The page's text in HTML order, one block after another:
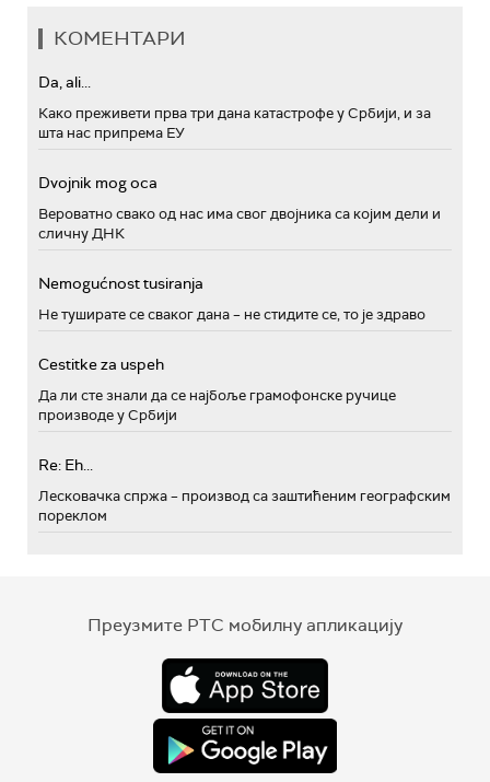
КОМЕНТАРИ
Da, ali...
Како преживети прва три дана катастрофе у Србији, и за
шта нас припрема ЕУ
Dvojnik mog oca
Вероватно свако од нас има свог двојника са којим дели и
сличну ДНК
Nemogućnost tusiranja
Не туширате се сваког дана – не стидите се, то је здраво
Cestitke za uspeh
Да ли сте знали да се најбоље грамофонске ручице
производе у Србији
Re: Eh...
Лесковачка спржа – производ са заштићеним географским
пореклом
Преузмите РТС мобилну апликацију